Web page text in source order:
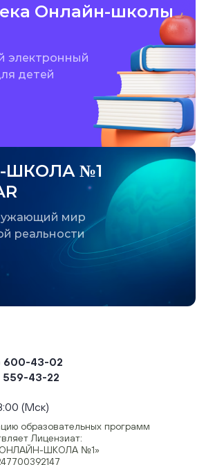
Онлайн-школы
электронный
детей
№1
мир
реальности
600-43-02
559-43-22
(Мск)
образовательных программ
Лицензиат:
ШКОЛА №1»